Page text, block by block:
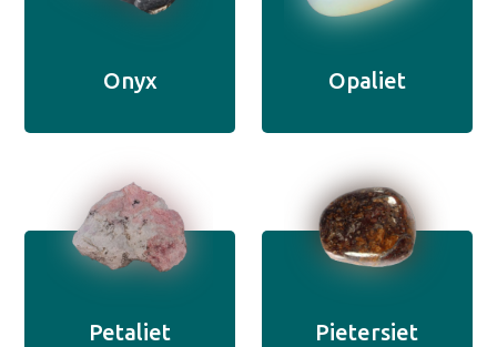
Onyx Opaliet
Petaliet Pietersiet